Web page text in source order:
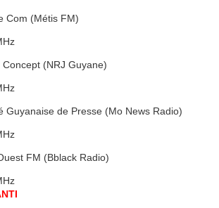
Com (Métis FM)
Concept (NRJ Guyane)
Guyanaise de Presse (Mo News Radio)
FM (Bblack Radio)